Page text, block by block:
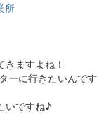
ますよね！
ーに行きたいんです
いですね♪